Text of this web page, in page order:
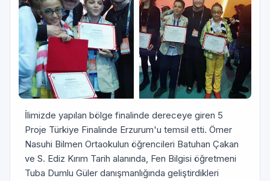
İlimizde yapılan bölge finalinde dereceye giren 5
Proje Türkiye Finalinde Erzurum'u temsil etti. Ömer
Nasuhi Bilmen Ortaokulun öğrencileri Batuhan Çakan
ve S. Ediz Kırım Tarih alanında, Fen Bilgisi öğretmeni
Tuba Dumlu Güler danışmanlığında geliştirdikleri